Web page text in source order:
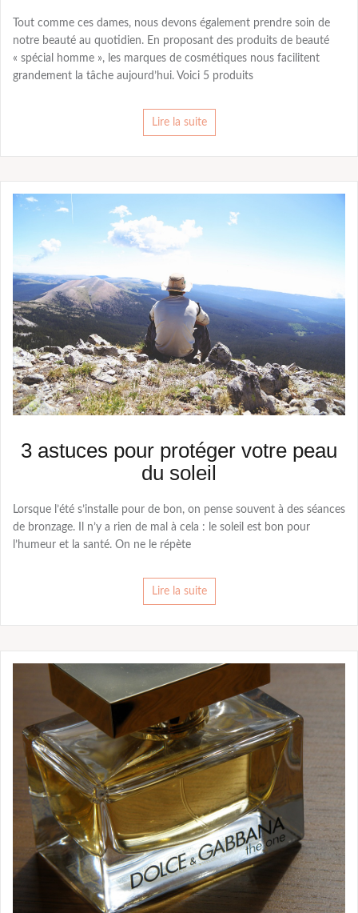
Tout comme ces dames, nous devons également prendre soin de
notre beauté au quotidien. En proposant des produits de beauté
« spécial homme », les marques de cosmétiques nous facilitent
grandement la tâche aujourd’hui. Voici 5 produits
Lire la suite
3 astuces pour protéger votre peau
du soleil
Lorsque l’été s’installe pour de bon, on pense souvent à des séances
de bronzage. Il n’y a rien de mal à cela : le soleil est bon pour
l’humeur et la santé. On ne le répète
Lire la suite